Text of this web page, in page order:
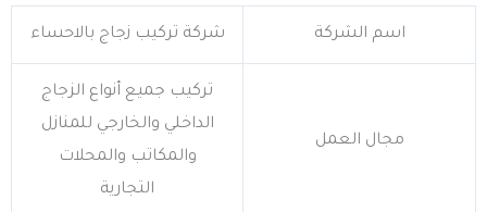
اسم الشركة شركة تركيب زجاج بالاحساء
مجال العمل
تركيب جميع أنواع الزجاج
الداخلي والخارجي للمنازل
والمكاتب والمحلات
التجارية